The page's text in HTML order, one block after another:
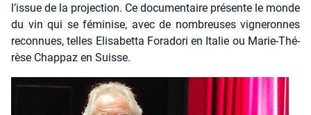
l’issue de la pro­jec­tion. Ce docu­men­taire pré­sente le monde
du vin qui se fémi­nise, avec de nom­breuses vigne­ronnes
recon­nues, telles Eli­sa­bet­ta Fora­do­ri en Ita­lie ou Marie-Thé­
rèse Chap­paz en Suisse.